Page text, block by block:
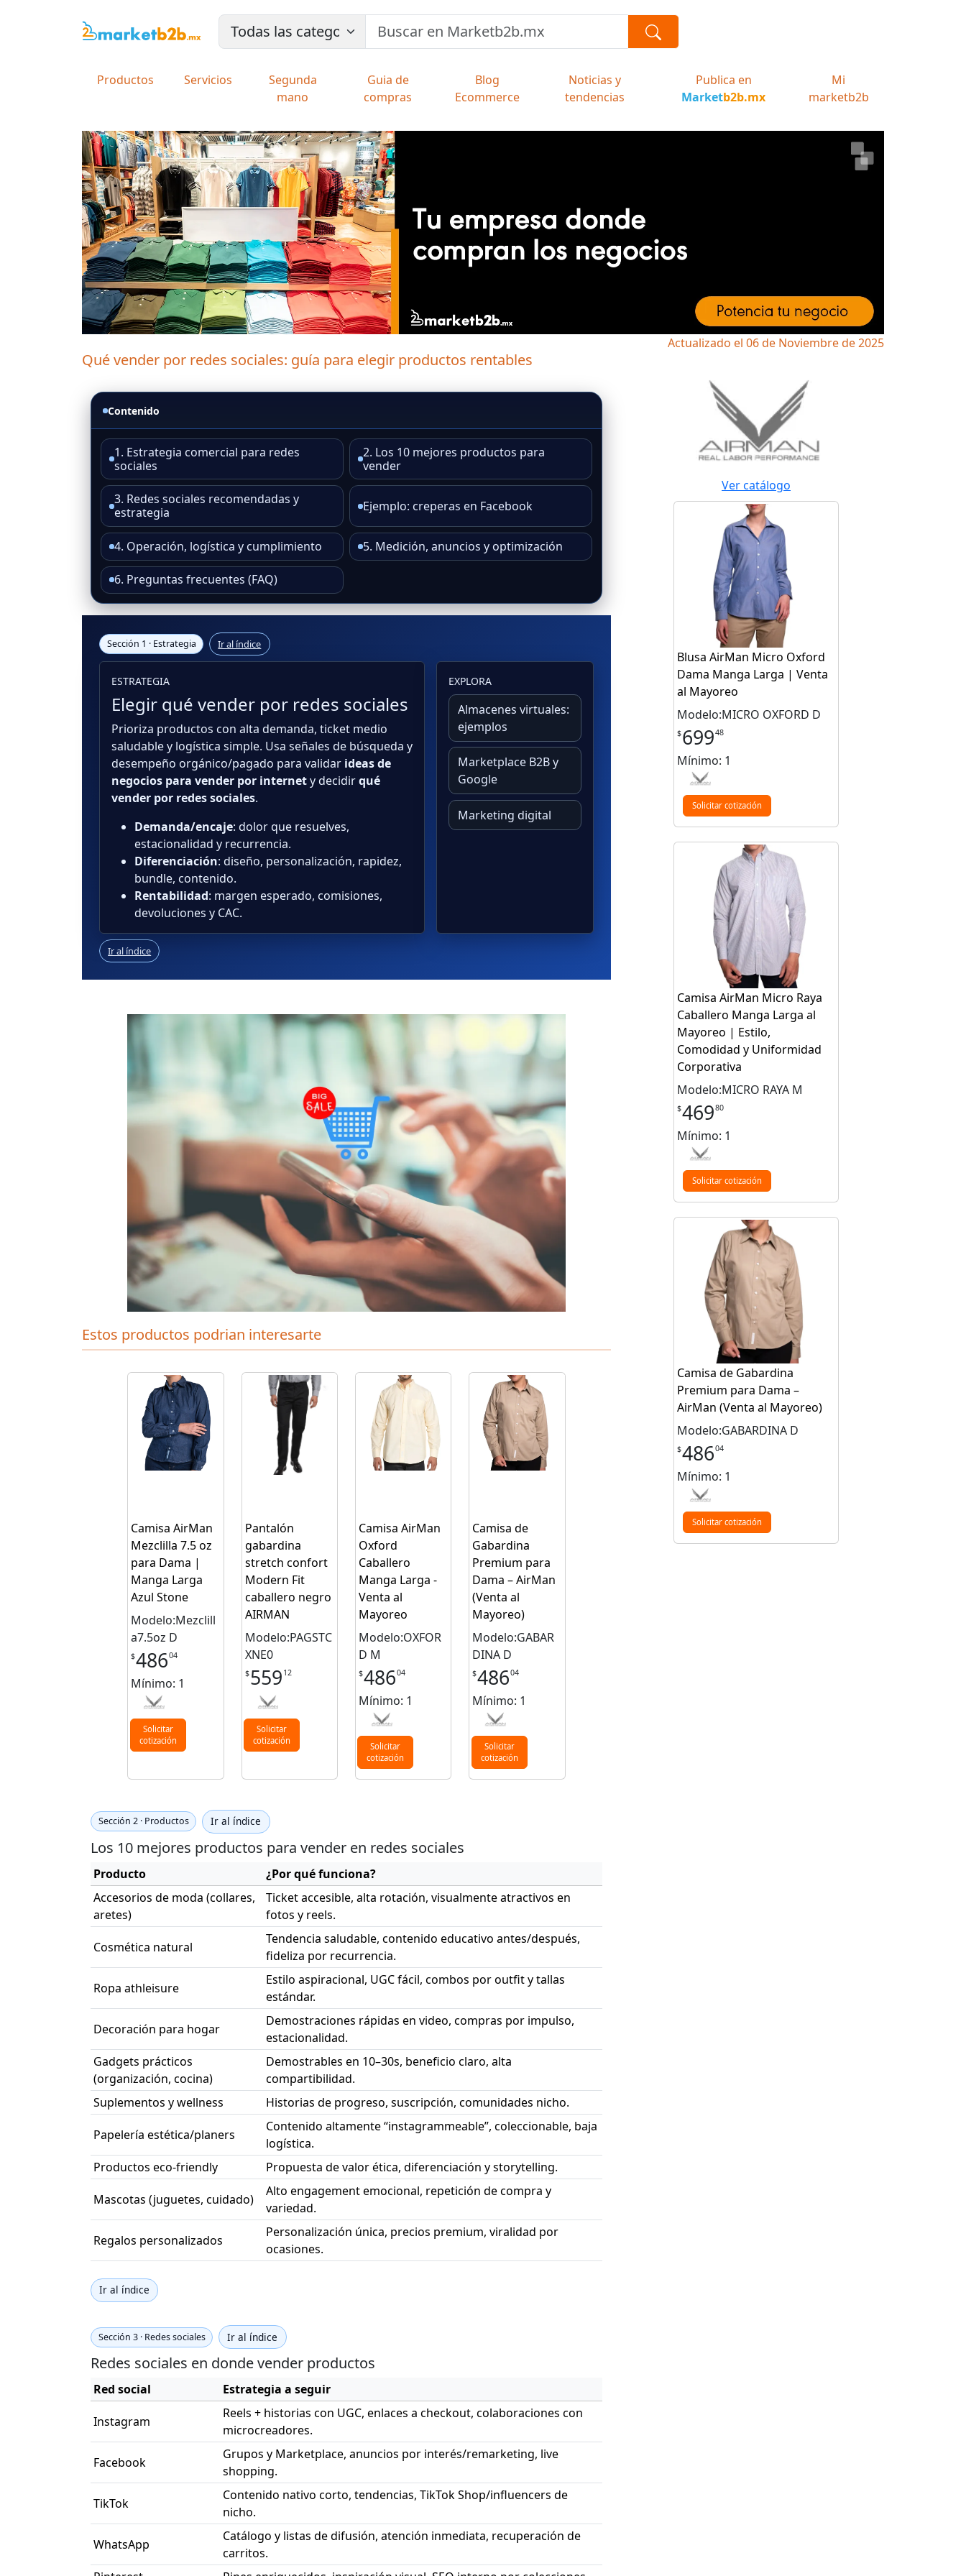
Productos Servicios
Segunda
mano
Guia de
compras
Blog
Ecommerce
Noticias y
tendencias
Publica en
Marketb2b.mx
Mi
marketb2b
Actualizado el 06 de Noviembre de 2025
Qué vender por redes sociales: guía para elegir productos rentables
Contenido
1. Estrategia comercial para redes
sociales
2. Los 10 mejores productos para
vender
3. Redes sociales recomendadas y
estrategia
Ejemplo: creperas en Facebook
4. Operación, logística y cumplimiento 5. Medición, anuncios y optimización
6. Preguntas frecuentes (FAQ)
Sección 1 · Estrategia Ir al índice
ESTRATEGIA
Elegir qué vender por redes sociales
Prioriza productos con alta demanda, ticket medio
saludable y logística simple. Usa señales de búsqueda y
desempeño orgánico/pagado para validar ideas de
negocios para vender por internety decidirqué
vender por redes sociales.
Demanda/encaje: dolor que resuelves,
estacionalidad y recurrencia.
Diferenciación: diseño, personalización, rapidez,
bundle, contenido.
Rentabilidad: margen esperado, comisiones,
devoluciones y CAC.
EXPLORA
Almacenes virtuales:
ejemplos
Marketplace B2B y
Google
Marketing digital
Ir al índice
Estos productos podrian interesarte
Camisa AirMan
Mezclilla 7.5 oz
para Dama |
Manga Larga
Azul Stone
Modelo:Mezclill
a7.5oz D
$48604
Mínimo: 1
Solicitar
cotización
Pantalón
gabardina
stretch confort
Modern Fit
caballero negro
AIRMAN
Modelo:PAGSTC
XNE0
$559 12
Solicitar
cotización
Camisa AirMan
Oxford
Caballero
Manga Larga -
Venta al
Mayoreo
Modelo:OXFOR
D M
$48604
Mínimo: 1
Solicitar
cotización
Camisa de
Gabardina
Premium para
Dama – AirMan
(Venta al
Mayoreo)
Modelo:GABAR
DINA D
$48604
Mínimo: 1
Solicitar
cotización
Sección 2 · Productos Ir al índice
Los 10 mejores productos para vender en redes sociales
Producto
¿Por qué funciona?
Accesorios de moda (collares,
aretes)
Ticket accesible, alta rotación, visualmente atractivos en
fotos y reels.
Cosmética natural
Tendencia saludable, contenido educativo antes/después,
fideliza por recurrencia.
Ropa athleisure
Estilo aspiracional, UGC fácil, combos por outfit y tallas
estándar.
Decoración para hogar
Demostraciones rápidas en video, compras por impulso,
estacionalidad.
Gadgets prácticos
(organización, cocina)
Demostrables en 10–30s, beneficio claro, alta
compartibilidad.
Suplementos y wellness
Historias de progreso, suscripción, comunidades nicho.
Papelería estética/planers
Contenido altamente “instagrammeable”, coleccionable, baja
logística.
Productos eco-friendly
Propuesta de valor ética, diferenciación y storytelling.
Mascotas (juguetes, cuidado)
Alto engagement emocional, repetición de compra y
variedad.
Regalos personalizados
Personalización única, precios premium, viralidad por
ocasiones.
Ir al índice
Sección 3 · Redes sociales Ir al índice
Redes sociales en donde vender productos
Red social Estrategia a seguir
Instagram
Reels + historias con UGC, enlaces a checkout, colaboraciones con
microcreadores.
Facebook
Grupos y Marketplace, anuncios por interés/remarketing, live
shopping.
TikTok
Contenido nativo corto, tendencias, TikTok Shop/influencers de
nicho.
WhatsApp
Catálogo y listas de difusión, atención inmediata, recuperación de
carritos.
Ver catálogo
Blusa AirMan Micro Oxford
Dama Manga Larga | Venta
al Mayoreo
Modelo:MICRO OXFORD D
$69948
Mínimo: 1
Solicitar cotización
Camisa AirMan Micro Raya
Caballero Manga Larga al
Mayoreo | Estilo,
Comodidad y Uniformidad
Corporativa
Modelo:MICRO RAYA M
$46980
Mínimo: 1
Solicitar cotización
Camisa de Gabardina
Premium para Dama –
AirMan (Venta al Mayoreo)
Modelo:GABARDINA D
$48604
Mínimo: 1
Solicitar cotización